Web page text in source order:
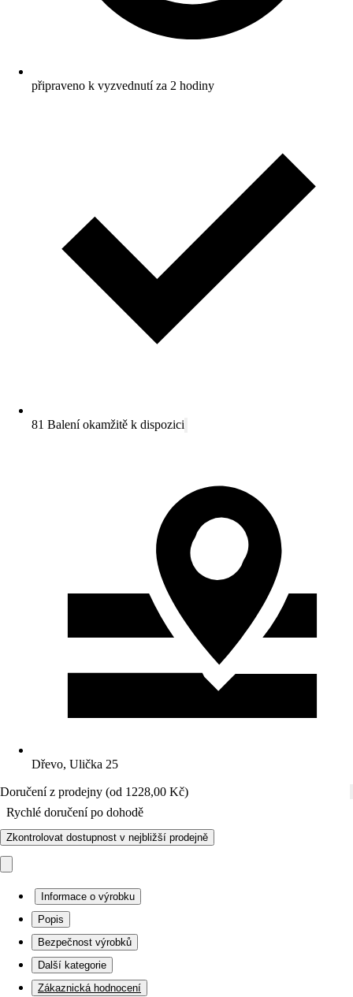
připraveno k vyzvednutí za 2 hodiny
81 Balení okamžitě k dispozici
Dřevo, Ulička 25
Doručení z prodejny (od 1228,00 Kč)
Rychlé doručení po dohodě
Zkontrolovat dostupnost v nejbližší prodejně
Informace o výrobku
Popis
Bezpečnost výrobků
Další kategorie
Zákaznická hodnocení